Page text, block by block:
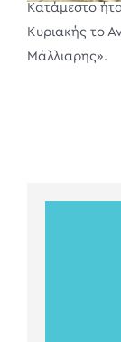
Κατάμεστο
Κυριακής το
Μάλλιαρης».